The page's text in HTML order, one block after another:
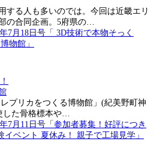
する人も多いのでは。今回は近畿エリ
の合同企画。5府県の…
プリカをつくる博物館」(紀美野町神
した骨格標本や…